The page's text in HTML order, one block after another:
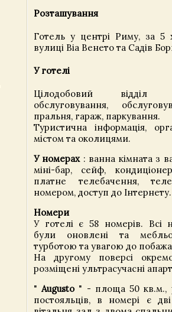
Розташування
Готель у центрі Риму, за 5
вулиці Віа Венето та Садів
У готелі
Цілодобовий відділ
обслуговування,
пральня, гараж, паркування.
Туристична інформація,
містом та околицями.
У номерах: ванна кімната з
міні-бар, сейф,
платне телебачення,
номером, доступ до Інтернету.
Номери
У готелі є 58 номерів. Всі
були оновлені та
турботою та увагою до
На другому поверсі
розміщені ультрасучасні
"Augusto" - площа 50 кв.м.,
постояльців, в номері є